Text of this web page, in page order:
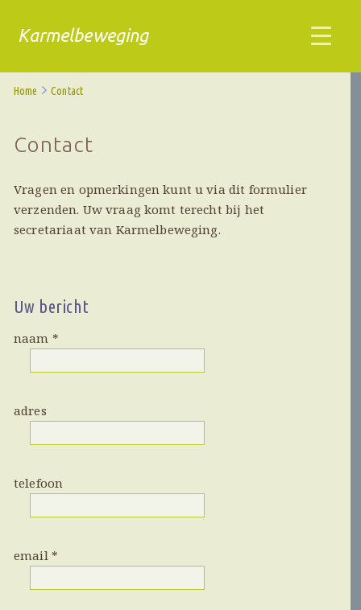
Home Contact
Contact
Vragen en opmerkingen kunt u via dit formulier
verzenden. Uw vraag komt terecht bij het
secretariaat van Karmelbeweging.
Uw bericht
naam *
adres
telefoon
email *
Karmelbeweging